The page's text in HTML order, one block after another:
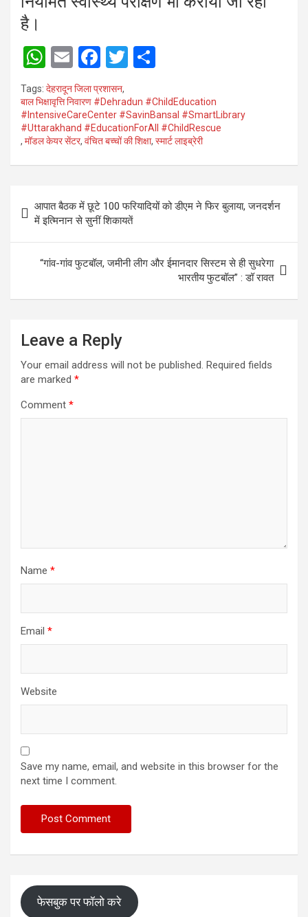
है।
W
h
at
s
A
p
E
m
ail
F
ce
b
o
o
T
tt
er
ar
e
Tags: देहरादून जिला प्रशासन,
बाल भिक्षावृत्ति निवारण #Dehradun #ChildEducation
#IntensiveCareCenter #SavinBansal #SmartLibrary
#Uttarakhand #EducationForAll #ChildRescue
, मॉडल केयर सेंटर, वंचित बच्चों की शिक्षा, स्मार्ट लाइब्रेरी
navigation
आपात बैठक में छूटे 100 फरियादियों को डीएम ने फिर बुलाया, जनदर्शन
में इत्मिनान से सुनीं शिकायतें
“गांव-गांव फुटबॉल, जमीनी लीग और ईमानदार सिस्टम से ही सुधरेगा
भारतीय फुटबॉल” : डॉ रावत
Leave a Reply
Your email address will not be published. Required fields
are marked *
Comment *
Name *
Email *
Website
Save my name, email, and website in this browser for the
next time I comment.
फेसबुक पर फॉलो करे